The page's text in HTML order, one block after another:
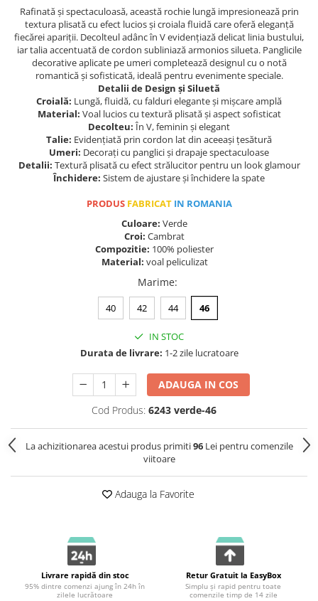
Rafinată și spectaculoasă, această rochie lungă impresionează prin
textura plisată cu efect lucios și croiala fluidă care oferă eleganță
fiecărei apariții. Decolteul adânc în V evidențiază delicat linia bustului,
iar talia accentuată de cordon subliniază armonios silueta. Panglicile
decorative aplicate pe umeri completează designul cu o notă
romantică și sofisticată, ideală pentru evenimente speciale.
Detalii de Design și Siluetă
Croială: Lungă, fluidă, cu falduri elegante și mișcare amplă
Material: Voal lucios cu textură plisată și aspect sofisticat
Decolteu: În V, feminin și elegant
Talie: Evidențiată prin cordon lat din aceeași țesătură
Umeri: Decorați cu panglici și drapaje spectaculoase
Detalii: Textură plisată cu efect strălucitor pentru un look glamour
Închidere: Sistem de ajustare și închidere la spate
PRODUS FABRICATIN ROMANIA
Culoare: Verde
Croi: Cambrat
Compozitie: 100% poliester
Material: voal peliculizat
Marime:
40 42 44 46
IN STOC
Durata de livrare: 1-2 zile lucratoare
ADAUGA IN COS
Cod Produs: 6243 verde-46
La achizitionarea acestui produs primiti96Lei pentru comenzile
viitoare
Adauga la Favorite
Livrare rapidă din stoc
95% dintre comenzi ajung în 24h în
zilele lucrătoare
Retur Gratuit la EasyBox
Simplu și rapid pentru toate
comenzile timp de 14 zile